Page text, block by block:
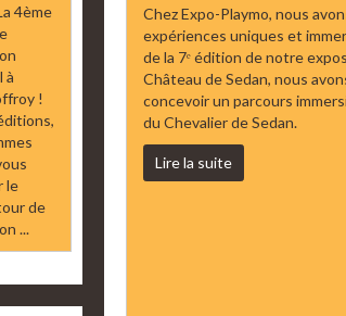
Chez Expo-Playmo, nous
expériences uniques et
de la 7ᵉ édition de notre
Château de Sedan, nous
concevoir un parcours
du Chevalier de Sedan.
Lire la suite
4ème
à
!
le
de
...